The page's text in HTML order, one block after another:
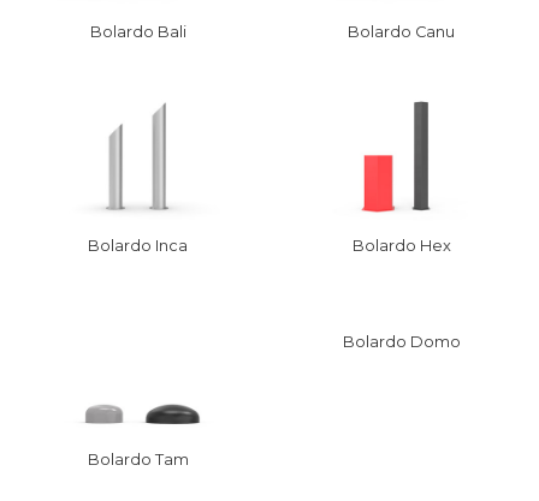
Bolardo Bali Bolardo Canu
Bolardo Inca Bolardo Hex
Bolardo Tam
Bolardo Domo